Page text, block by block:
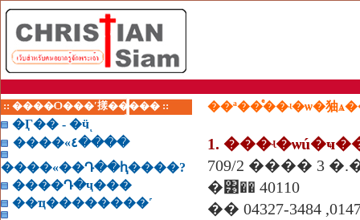
:: ����Ѻ���ʹ㨾����� ::
�Ӷ�� - �ӵͺ
����«٤����
����«��Դ��ԧ����?
����Դ�ҷ���
��ҵ��������˹
��ª��ͤ��ʵ�ѡ�㹨
1.
709/2 ���� 3
�͹�� 40110
�� 04327-3484